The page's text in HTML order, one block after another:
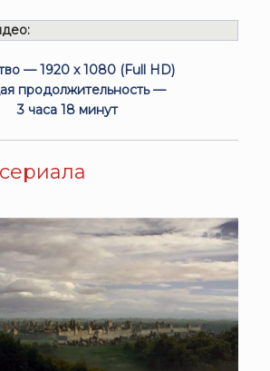
— 1920 x 1080 (Full HD)
продолжительность —
3 часа 18 минут